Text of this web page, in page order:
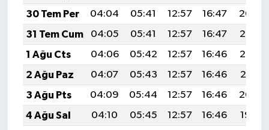
30 Tem Per
04:04 05:41 12:57 16:47
20:04
31 Tem Cum
04:05 05:41 12:57 16:47
20:03
1 Ağu Cts
04:06 05:42 12:57 16:46
20:02
2 Ağu Paz
04:07 05:43 12:57 16:46
20:01
3 Ağu Pts
04:09 05:44 12:57 16:46
20:00
4 Ağu Sal
04:10 05:45 12:57 16:46
19:59